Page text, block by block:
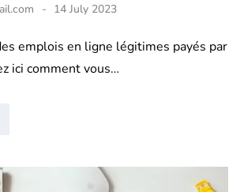
14 July 2023
emplois en ligne légitimes payés par
ici comment vous…